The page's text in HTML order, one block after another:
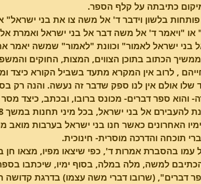
כתיבתה על קלף הספר.
בלשון וידבר ד' אל משה צו את בני ישראל"
או "ויאמר ד' אל משה דבר אל בני ישראל ואמרת
בני ישראל לאמור" וכוונת "לאמור" שמשה יאמר
הכתוב בתוכן הצווים, המצות, החוקים
, לרוב אין המקרא מתעד בשביל הקורא כיצד
שלו אולם אין לנו ספק שדבר זה נעשה. והנה רק
והוא ספר דברים- מכונס ברובו, ובכתב, כיצד
במדבר; ועיקר ב 36 ימיו האחרונים כאשר חנו בני ישראל בערבות
תוכחה והדרכה מוסרית- חינוכית.
בהסברת אמרות ד', כפי שיצאו מפיו, מצאו חן
למשה, מלה במלה, בסוף ימיו, שיכתבו
דברים", (שרובו דברי משה עצמו) בדרגת קדושה
טו בשבט - השירה של
הבריאה